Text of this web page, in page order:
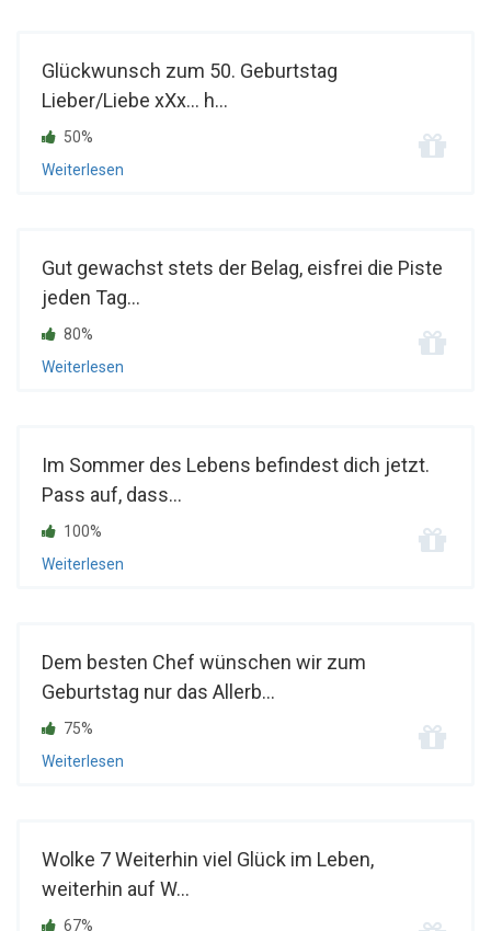
Glückwunsch zum 50. Geburtstag
Lieber/Liebe xXx... h...
50%
Weiterlesen
Gut gewachst stets der Belag, eisfrei die Piste
jeden Tag...
80%
Weiterlesen
Im Sommer des Lebens befindest dich jetzt.
Pass auf, dass...
100%
Weiterlesen
Dem besten Chef wünschen wir zum
Geburtstag nur das Allerb...
75%
Weiterlesen
Wolke 7 Weiterhin viel Glück im Leben,
weiterhin auf W...
67%